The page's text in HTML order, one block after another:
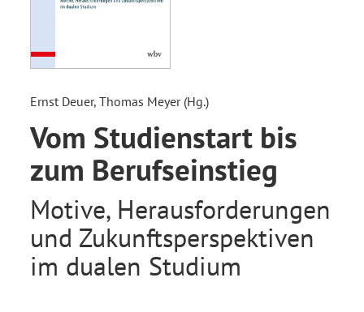
Ernst Deuer, Thomas Meyer (Hg.)
Vom Studienstart bis
zum Berufseinstieg
Motive, Herausforderungen
und Zukunftsperspektiven
im dualen Studium